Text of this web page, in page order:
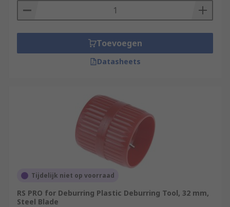
Toevoegen
Datasheets
Tijdelijk niet op voorraad
RS PRO for Deburring Plastic Deburring Tool, 32 mm,
Steel Blade